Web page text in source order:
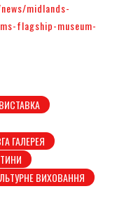
midlands-
flagship-museum-
ВИСТАВКА
ГАЛЕРЕЯ
ВИХОВАННЯ